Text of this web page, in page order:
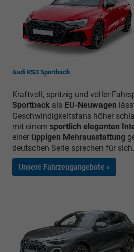
Audi RS3 Sportback
Kraftvoll, spritzig und voller
Sportback als EU-Neuwagen
Geschwindigkeitsfans höher
mit einem sportlich eleganten
einer üppigen Mehrausstattung
deutschen Serie sprechen für sich.
Unsere Fahrzeugangebote »